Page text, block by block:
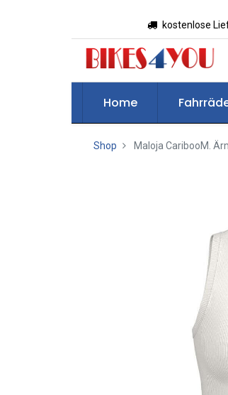
kostenlose
Home
Shop Maloja CaribooM.